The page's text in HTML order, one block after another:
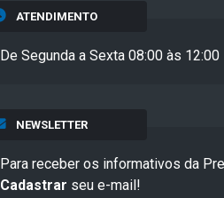
ATENDIMENTO
De Segunda a Sexta 08:00 às 12:00
NEWSLETTER
Para receber os informativos da
Cadastrar seu e-mail!